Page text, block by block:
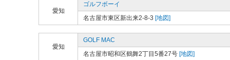
愛知
ゴルフボーイ
名古屋市東区新出来2-8-3 [地図]
愛知
GOLF MAC
名古屋市昭和区鶴舞2丁目5番27号 [地図]